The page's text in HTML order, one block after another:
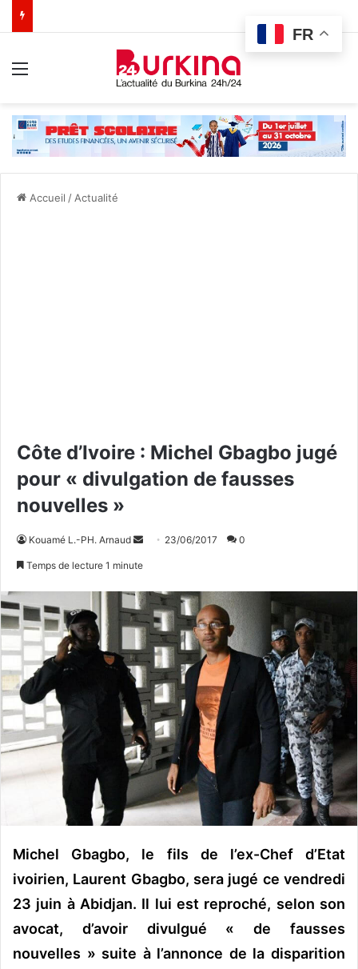
Accueil / Actualité
Côte d’Ivoire : Michel Gbagbo jugé
pour « divulgation de fausses
nouvelles »
Kouamé L.-PH. Arnaud
o
y
e
r
u
n
c
o
u
r
i
e
l
23/06/2017 0
Temps de lecture 1 minute
Michel Gbagbo, le fils de l’ex-Chef d’Etat
ivoirien, Laurent Gbagbo, sera jugé ce vendredi
23 juin à Abidjan. Il lui est reproché, selon son
avocat, d’avoir divulgué « de fausses
nouvelles » suite à l’annonce de la disparition
FR